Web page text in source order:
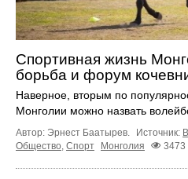
Спортивная жизнь
борьба и форум
Наверное, вторым по
Монголии можно назвать
Автор: Эрнест Баатырев. Источник:
Общество, Спорт Монголия 3473